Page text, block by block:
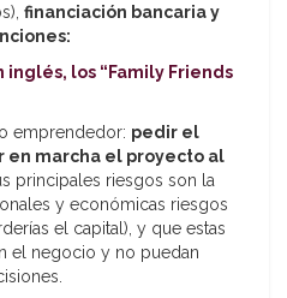
financiación bancaria y
inglés, los “Family Friends
emprendedor: pedir el
en marcha el proyecto al
principales riesgos son la
y económicas riesgos
el capital), y que estas
el negocio y no puedan